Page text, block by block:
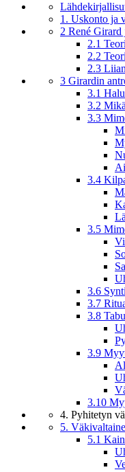
1. Uskonto ja
2 René
2.1
2.2
2.3
3 Girardin
3.1
3.2
3.3
3.4
3.5
3.6
3.7
3.8
3.9
3.10
4. Pyhitetyn
5.
5.1